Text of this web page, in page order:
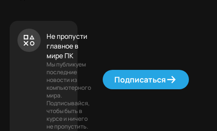
Не пропусти
главное в
мире ПК
Мы публикуем
последние
новости из
компьютерного
мира.
Подписывайся,
чтобы быть в
курсе и ничего
не пропустить.
Подписаться